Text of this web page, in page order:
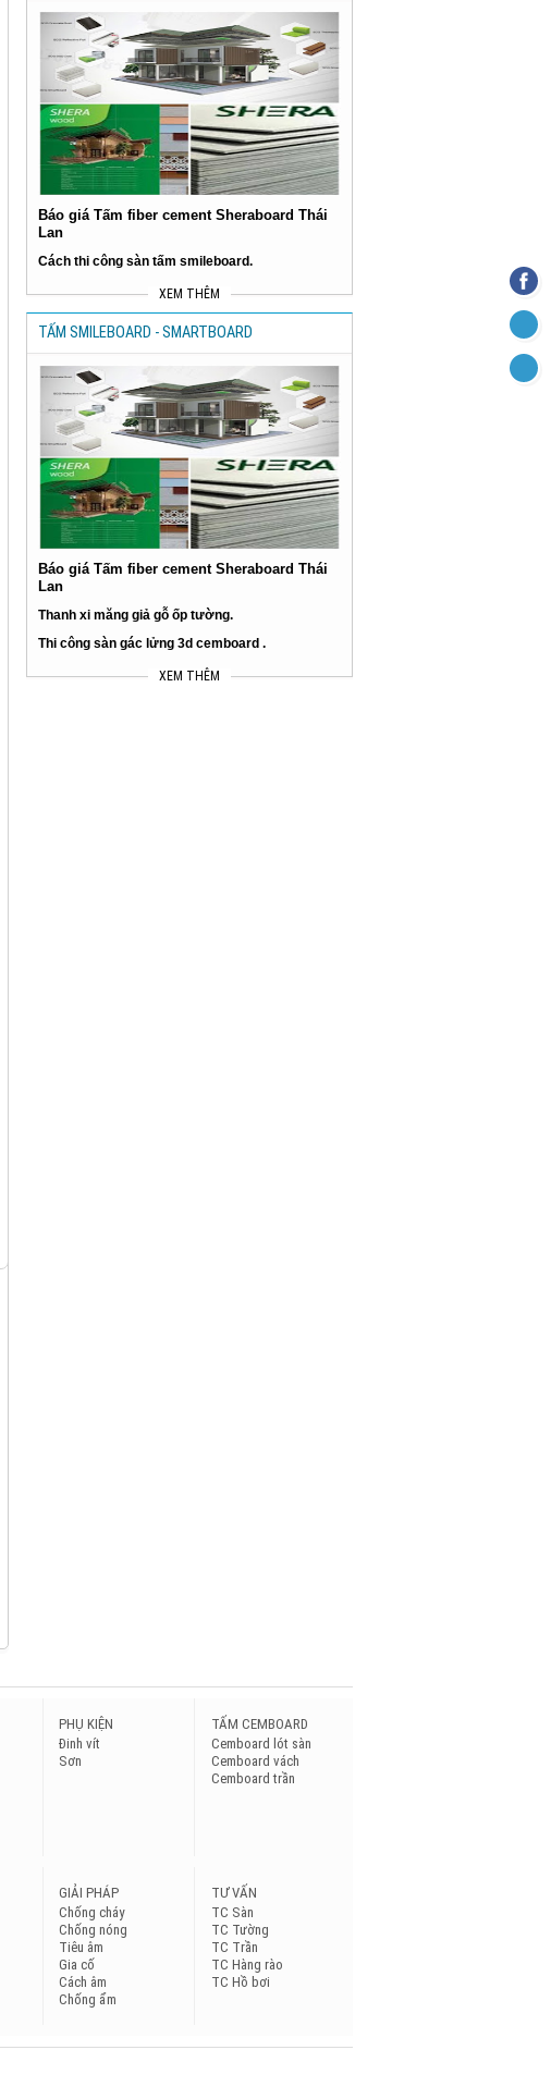
Báo giá Tấm fiber cement Sheraboard Thái
Lan
Cách thi công sàn tấm smileboard.
XEM THÊM
TẤM SMILEBOARD - SMARTBOARD
Báo giá Tấm fiber cement Sheraboard Thái
Lan
Thanh xi măng giả gỗ ốp tường.
Thi công sàn gác lửng 3d cemboard .
XEM THÊM
PHỤ KIỆN
Đinh vít
Sơn
TẤM CEMBOARD
Cemboard lót sàn
Cemboard vách
Cemboard trần
GIẢI PHÁP
Chống cháy
Chống nóng
Tiêu âm
Gia cố
Cách âm
Chống ẩm
TƯ VẤN
TC Sàn
TC Tường
TC Trần
TC Hàng rào
TC Hồ bơi